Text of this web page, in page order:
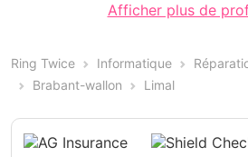
Afficher plus de
Ring Twice Informatique
Brabant-wallon
Limal